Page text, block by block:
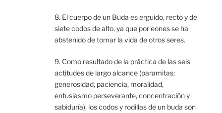
8. El cuerpo de un Buda es erguido, recto y de
siete codos de alto, ya que por eones se ha
abstenido de tomar la vida de otros seres.
9. Como resultado de la práctica de las seis
actitudes de largo alcance (paramitas:
generosidad, paciencia, moralidad,
entusiasmo perseverante, concentración y
sabiduría), los codos y rodillas de un buda son